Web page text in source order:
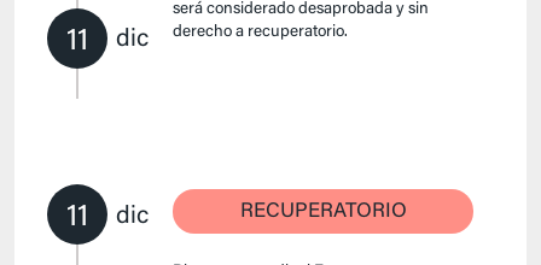
11 dic
será considerado desaprobada y sin
derecho a recuperatorio.
11 dic RECUPERATORIO